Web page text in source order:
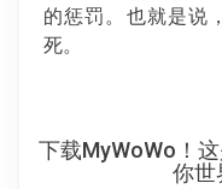
的惩罚。也就是说
死。
下载MyWoWo！
你世